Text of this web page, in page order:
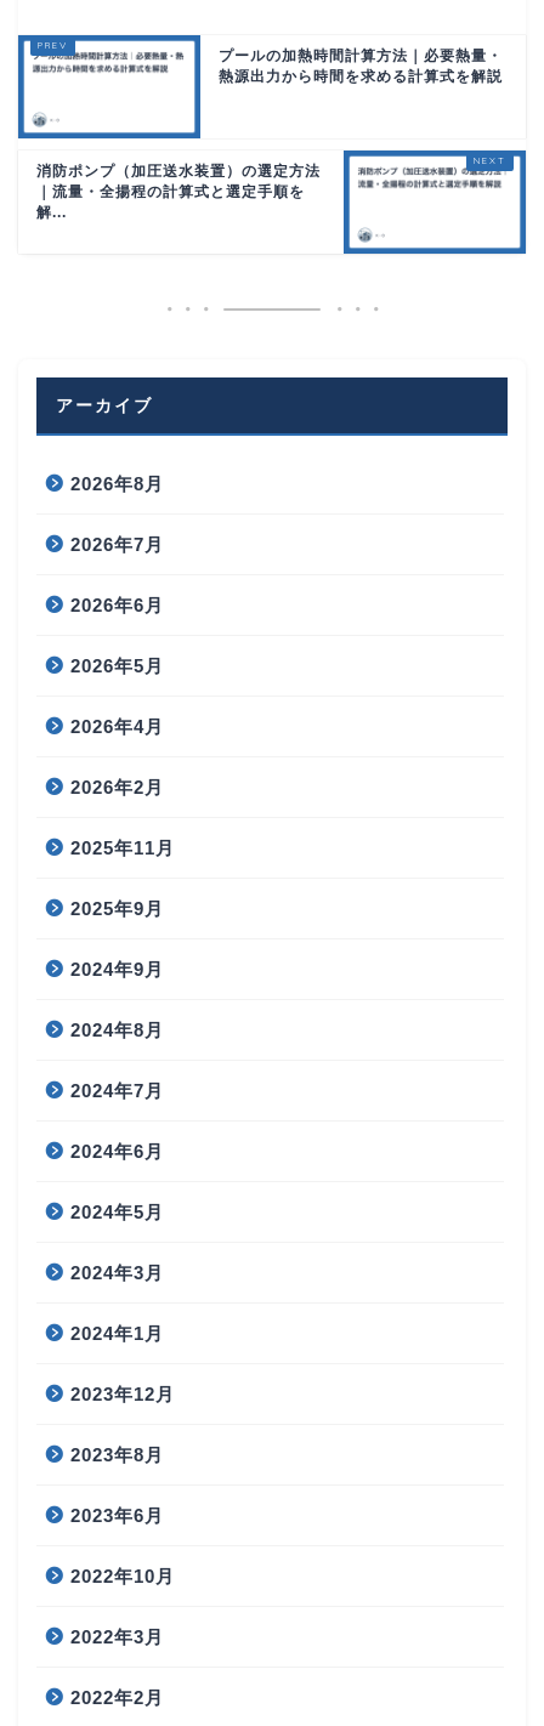
プールの加熱時間計算方法｜必要熱量・
熱源出力から時間を求める計算式を解説
消防ポンプ（加圧送水装置）の選定方法
｜流量・全揚程の計算式と選定手順を
解...
アーカイブ
2026年8月
2026年7月
2026年6月
2026年5月
2026年4月
2026年2月
2025年11月
2025年9月
2024年9月
2024年8月
2024年7月
2024年6月
2024年5月
2024年3月
2024年1月
2023年12月
2023年8月
2023年6月
2022年10月
2022年3月
2022年2月